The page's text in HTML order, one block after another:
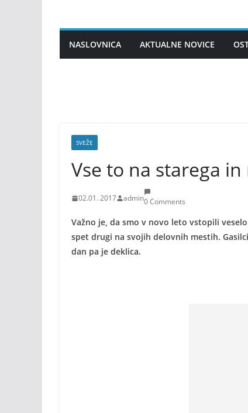
contentNASLOVNICA AKTUALNE NOVICE
SVEŽE
Vse to na starega
02.01. 2017 admin0 Comments
Važno je, da smo v novo leto vstopili
spet drugi na svojih delovnih mestih.
dan pa je deklica.